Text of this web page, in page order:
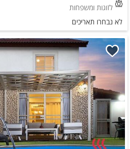
לזוגות ומשפחות
לא נבחרו תאריכים